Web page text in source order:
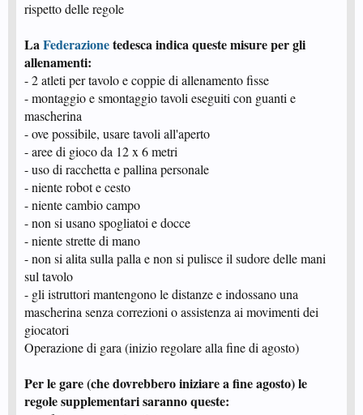
rispetto delle regole
LaFederazionetedesca indica queste misure per gli
allenamenti:
- 2 atleti per tavolo e coppie di allenamento fisse
- montaggio e smontaggio tavoli eseguiti con guanti e
mascherina
- ove possibile, usare tavoli all'aperto
- aree di gioco da 12 x 6 metri
- uso di racchetta e pallina personale
- niente robot e cesto
- niente cambio campo
- non si usano spogliatoi e docce
- niente strette di mano
- non si alita sulla palla e non si pulisce il sudore delle mani
sul tavolo
- gli istruttori mantengono le distanze e indossano una
mascherina senza correzioni o assistenza ai movimenti dei
giocatori
Operazione di gara (inizio regolare alla fine di agosto)
Per le gare (che dovrebbero iniziare a fine agosto) le
regole supplementari saranno queste: